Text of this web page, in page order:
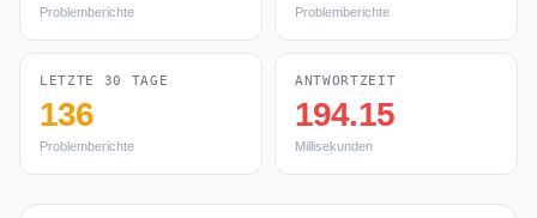
Problemberichte Problemberichte
LETZTE 30 TAGE
136
Problemberichte
ANTWORTZEIT
194.15
Millisekunden